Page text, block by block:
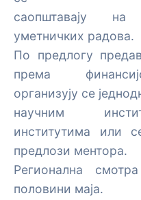
саопштавају на
уметничких радова.
По предлогу
према
организују се
научним
институтима или
предлози ментора.
Регионална
половини маја.